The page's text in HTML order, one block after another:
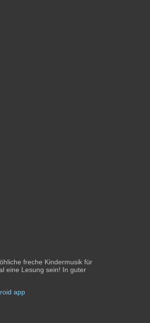
freche Kindermusik für
eine Lesung sein! In guter